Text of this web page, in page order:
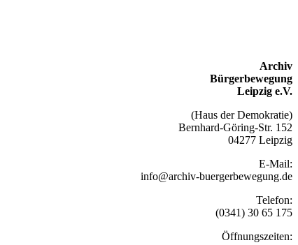
Archiv
Bürgerbewegung
Leipzig e.V.
(Haus der Demokratie)
Bernhard-Göring-Str. 152
04277 Leipzig
E-Mail:
info@archiv-buergerbewegung.de
Telefon:
(0341) 30 65 175
Öffnungszeiten: